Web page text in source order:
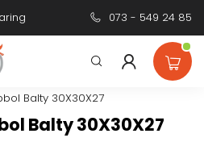
Persoonlijk
073 - 549 24 85
Balty 30X30X27
Balty 30X30X27